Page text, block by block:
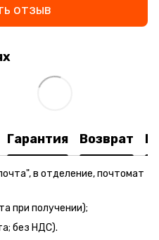
отзыв
Гарантия Возврат
в отделение, почтомат
при получении);
без НДС).